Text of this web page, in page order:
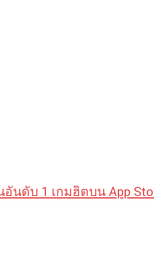
นดับ 1 เกมฮิตบน App